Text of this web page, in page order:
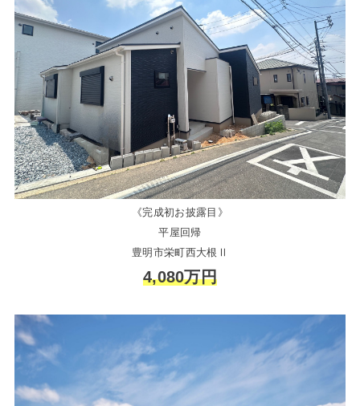
《完成初お披露目》
平屋回帰
豊明市栄町西大根Ⅱ
4,080万円